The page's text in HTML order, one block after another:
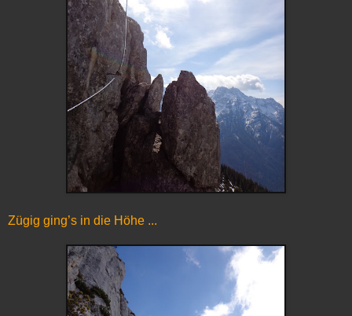
Zügig ging’s in die Höhe ...